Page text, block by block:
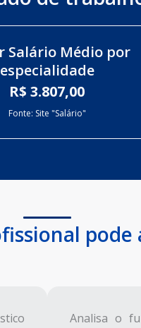
Salário Médio por
especialidade
R$ 3.807,00
Fonte: Site "Salário"
pode
Analisa o